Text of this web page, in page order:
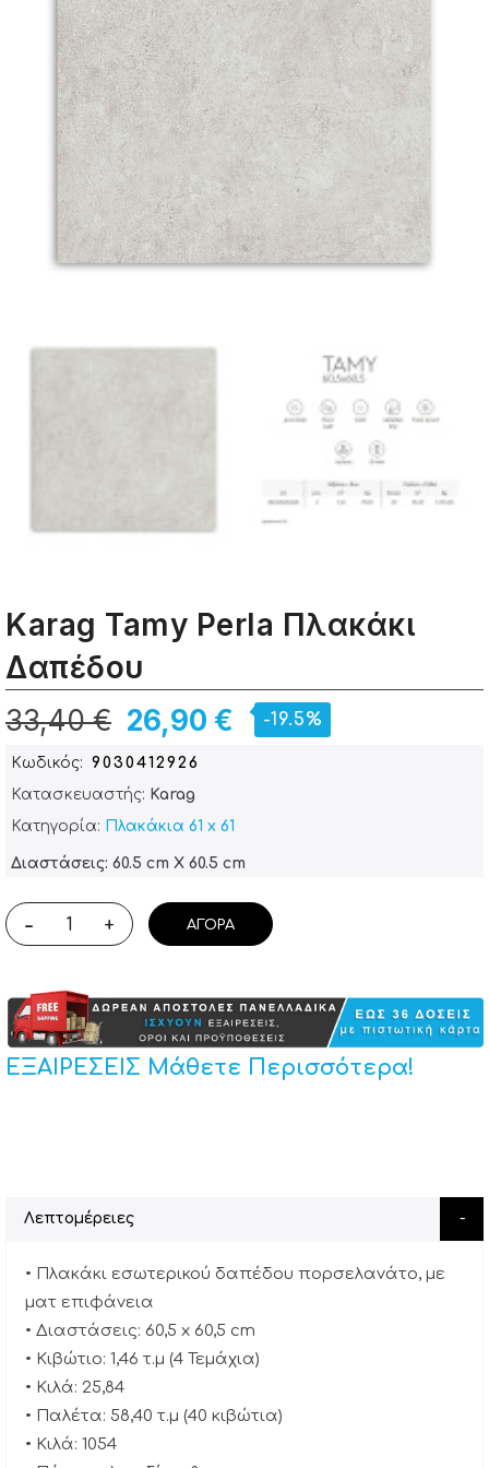
Karag Tamy Perla Πλακάκι
Δαπέδου
26,90 €
33,40 € -19.5%
Κωδικός
9030412926
Κατασκευαστής: Karag
Κατηγορία: Πλακάκια 61 x 61
Διαστάσεις: 60.5 cm X 60.5 cm
- + ΑΓΟΡΆ
ΕΞΑΙΡΕΣΕΙΣ Μάθετε Περισσότερα!
Λεπτομέρειες
• Πλακάκι εσωτερικού δαπέδου πορσελανάτο, με
ματ επιφάνεια
• Διαστάσεις: 60,5 x 60,5 cm
• Κιβώτιο: 1,46 τ.μ (4 Τεμάχια)
• Κιλά: 25,84
• Παλέτα: 58,40 τ.μ (40 κιβώτια)
• Κιλά: 1054